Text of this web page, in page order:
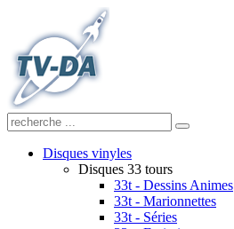
Disques vinyles
Disques 33 tours
33t - Dessins Animes
33t - Marionnettes
33t - Séries